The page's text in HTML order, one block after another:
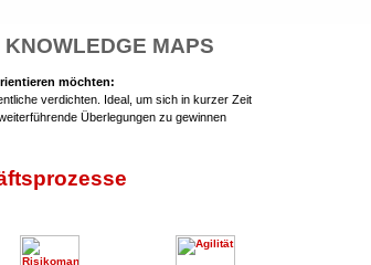
MAPS
möchten:
verdichten. Ideal, um sich in kurzer Zeit
Überlegungen zu gewinnen